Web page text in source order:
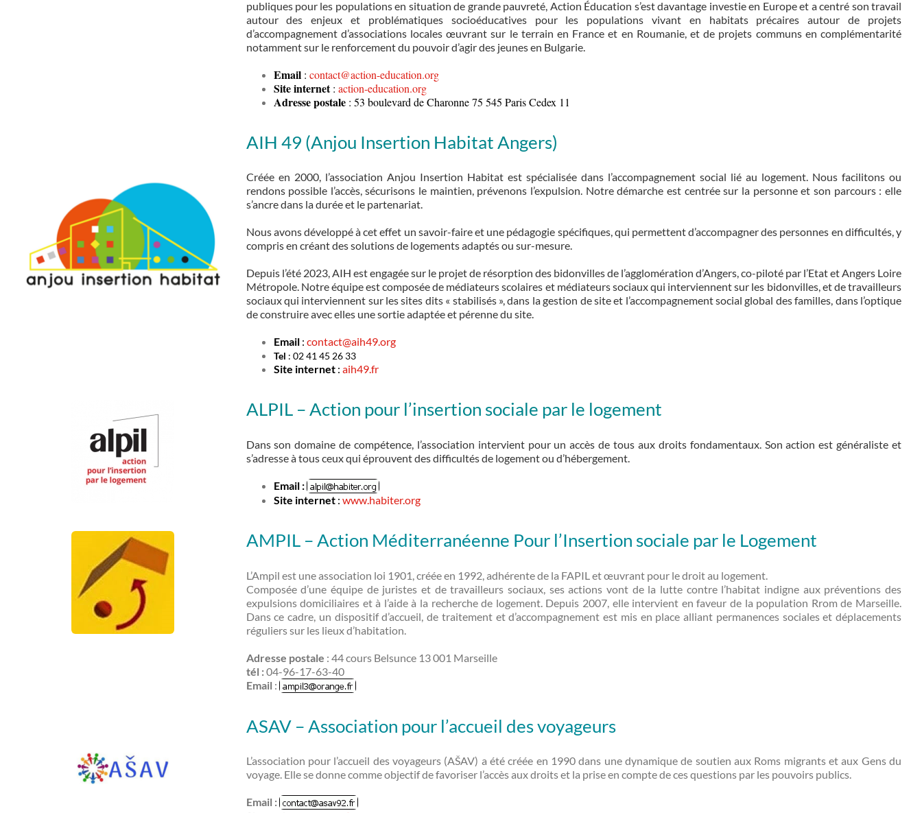
publiques pour les populations en situation de grande pauvreté, Action Éducation s’est davantage investie en Europe et a centré son travail
autour des enjeux et problématiques socioéducatives pour les populations vivant en habitats précaires autour de projets
d’accompagnement d’associations locales œuvrant sur le terrain en France et en Roumanie, et de projets communs en complémentarité
notamment sur le renforcement du pouvoir d’agir des jeunes en Bulgarie.
Email: contact@action-education.org
Site internet: action-education.org
Adresse postale: 53 boulevard de Charonne 75 545 Paris Cedex 11
AIH 49 (Anjou Insertion Habitat Angers)
Créée en 2000, l’association Anjou Insertion Habitat est spécialisée dans l’accompagnement social lié au logement. Nous facilitons ou
rendons possible l’accès, sécurisons le maintien, prévenons l’expulsion. Notre démarche est centrée sur la personne et son parcours : elle
s’ancre dans la durée et le partenariat.
Nous avons développé à cet effet un savoir-faire et une pédagogie spécifiques, qui permettent d’accompagner des personnes en difficultés, y
compris en créant des solutions de logements adaptés ou sur-mesure.
Depuis l’été 2023, AIH est engagée sur le projet de résorption des bidonvilles de l’agglomération d’Angers, co-piloté par l’Etat et Angers Loire
Métropole. Notre équipe est composée de médiateurs scolaires et médiateurs sociaux qui interviennent sur les bidonvilles, et de travailleurs
sociaux qui interviennent sur les sites dits « stabilisés », dans la gestion de site et l’accompagnement social global des familles, dans l’optique
de construire avec elles une sortie adaptée et pérenne du site.
Email: contact@aih49.org
Tel : 02 41 45 26 33
Site internet: aih49.fr
ALPIL – Action pour l’insertion sociale par le logement
Dans son domaine de compétence, l’association intervient pour un accès de tous aux droits fondamentaux. Son action est généraliste et
s’adresse à tous ceux qui éprouvent des difficultés de logement ou d’hébergement.
Email :
Site internet: www.habiter.org
AMPIL – Action Méditerranéenne Pour l’Insertion sociale par le Logement
L’Ampil est une association loi 1901, créée en 1992, adhérente de la FAPIL et œuvrant pour le droit au logement.
Composée d’une équipe de juristes et de travailleurs sociaux, ses actions vont de la lutte contre l’habitat indigne aux préventions des
expulsions domiciliaires et à l’aide à la recherche de logement. Depuis 2007, elle intervient en faveur de la population Rrom de Marseille.
Dans ce cadre, un dispositif d’accueil, de traitement et d’accompagnement est mis en place alliant permanences sociales et déplacements
réguliers sur les lieux d’habitation.
Adresse postale : 44 cours Belsunce 13 001 Marseille
tél :04-96-17-63-40
Email :
ASAV – Association pour l’accueil des voyageurs
L’association pour l’accueil des voyageurs (AŠAV) a été créée en 1990 dans une dynamique de soutien aux Roms migrants et aux Gens du
voyage. Elle se donne comme objectif de favoriser l’accès aux droits et la prise en compte de ces questions par les pouvoirs publics.
Email :